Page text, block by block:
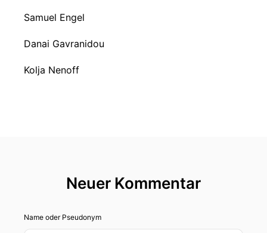
Samuel Engel
Danai Gavranidou
Kolja Nenoff
Neuer Kommentar
Name oder Pseudonym